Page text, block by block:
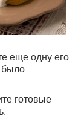
еще одну его
было
готовые